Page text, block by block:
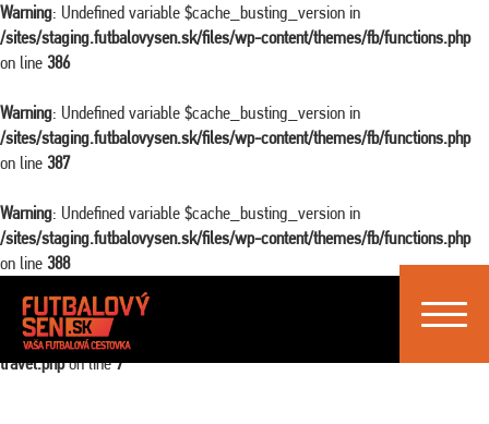
Warning: Undefined variable $cache_busting_version in
/sites/staging.futbalovysen.sk/files/wp-content/themes/fb/functions.php
on line 386
Warning: Undefined variable $cache_busting_version in
/sites/staging.futbalovysen.sk/files/wp-content/themes/fb/functions.php
on line 387
Warning: Undefined variable $cache_busting_version in
/sites/staging.futbalovysen.sk/files/wp-content/themes/fb/functions.php
on line 388
Toggle
Warning: Attempt to read property "ID" on false in
/sites/staging.futbalovysen.sk/files/wp-content/themes/fb/single-
travel.phpon line7